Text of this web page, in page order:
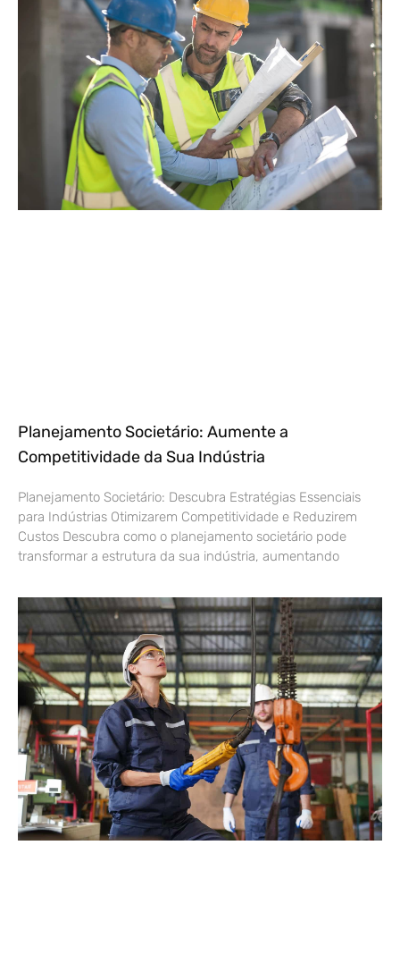
Planejamento Societário: Aumente a
Competitividade da Sua Indústria
Planejamento Societário: Descubra Estratégias Essenciais
para Indústrias Otimizarem Competitividade e Reduzirem
Custos Descubra como o planejamento societário pode
transformar a estrutura da sua indústria, aumentando